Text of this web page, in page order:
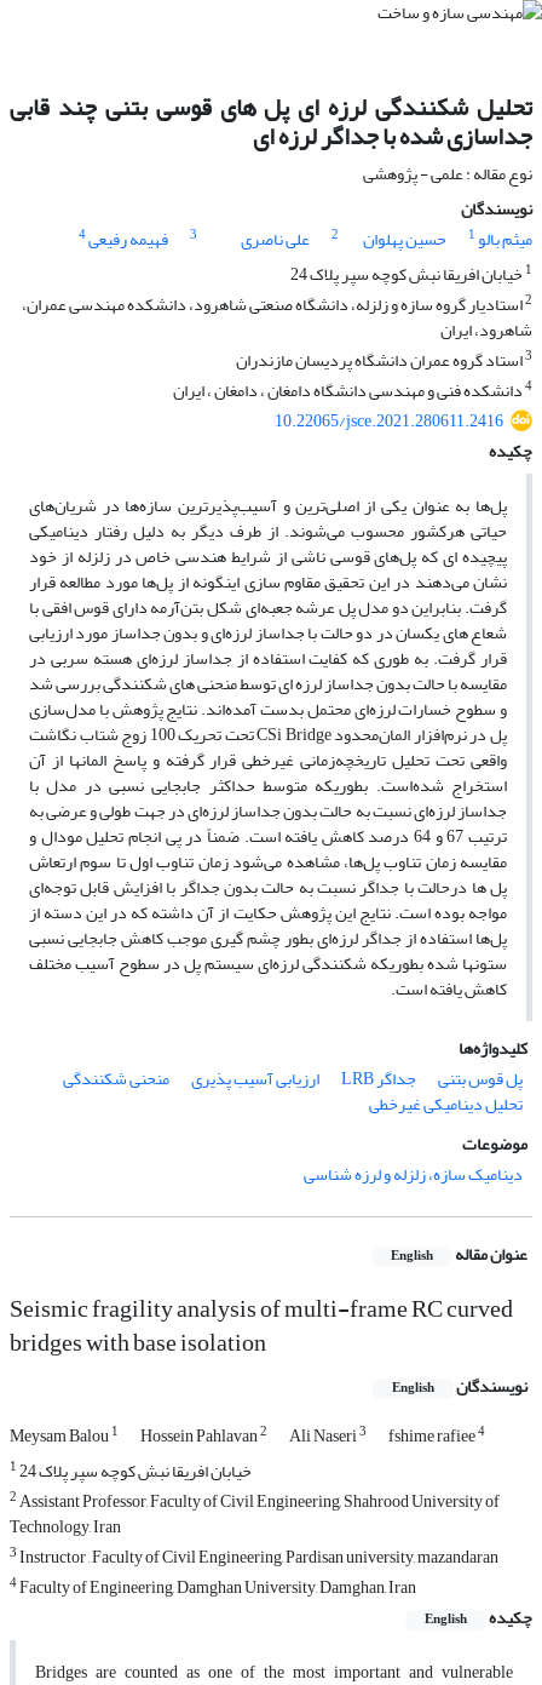
تحلیل شکنندگی لرزه ای پل های قوسی بتنی چند قابی
جداسازی شده با جداگر لرزه ای
نوع مقاله : علمی - پژوهشی
نویسندگان
میثم بالو1 حسین پهلوان 2 علی ناصری 3 فهیمه رفیعی4
1 خیابان افریقا نبش کوچه سپر پلاک 24
2استادیار گروه سازه و زلزله، دانشگاه صنعتی شاهرود، دانشکده مهندسی عمران،
شاهرود، ایران
3استاد گروه عمران دانشگاه پردیسان مازندران
4دانشکده فنی و مهندسی دانشگاه دامغان ، دامغان ، ایران
10.22065/jsce.2021.280611.2416
چکیده
پل‌ها به عنوان یکی از اصلی‌ترین و آسیب‌پذیرترین سازه‌ها در شریان‌های
حیاتی هر‌کشور محسوب می‌شوند. از طرف دیگر به دلیل رفتار دینامیکی
پیچیده ای که پل‌های قوسی ناشی از شرایط هندسی خاص در زلزله از خود
نشان می‌دهند در این تحقیق مقاوم سازی اینگونه از پل‌ها مورد مطالعه قرار
گرفت. بنابراین دو مدل پل عرشه جعبه‌ای شکل بتن‌آرمه دارای قوس افقی با
شعاع های یکسان در دو حالت با جداساز لرزه‌ای و بدون جداساز مورد ارزیابی
قرار گرفت. به طوری که کفایت استفاده از جداساز لرزه‌ای هسته سربی در
مقایسه با حالت بدون جداساز لرزه ای توسط منحنی های شکنندگی بررسی شد
و سطوح خسارات لرزه‌ای محتمل بدست آمده‌اند. نتایج پژوهش با مدل‌سازی
پل در نرم‌افزار المان‌محدود CSi Bridge تحت تحریک 100 زوج شتاب نگاشت
واقعی تحت تحلیل تاریخچه‌زمانی غیرخطی قرار گرفته و پاسخ المانها از آن
استخراج شده‌است. بطوریکه متوسط حداکثر جابجایی نسبی در مدل با
جداساز لرزه‌ای نسبت به حالت بدون جداساز لرزه‌ای در جهت طولی و عرضی به
ترتیب 67 و 64 درصد کاهش یافته است. ضمناً در پی انجام تحلیل مودال و
مقایسه زمان تناوب پل‌ها، مشاهده می‌شود زمان تناوب اول تا سوم ارتعاش
پل ها درحالت با جداگر نسبت به حالت بدون جداگر با افزایش قابل توجه‌ای
مواجه بوده است. نتایج این پژوهش حکایت از آن داشته که در این دسته از
پل‌ها استفاده از جداگر لرزه‌ای بطور چشم گیری موجب کاهش جابجایی نسبی
ستونها شده بطوریکه شکنندگی لرزه‌ای سیستم پل در سطوح آسیب مختلف
کاهش یافته ‌است.
کلیدواژه‌ها
پل قوس بتنی
جداگر LRB ارزیابی آسیب پذیری منحنی شکنندگی
تحلیل دینامیکی غیرخطی
موضوعات
دینامیک سازه، زلزله و لرزه شناسی
عنوان مقاله English
Seismic fragility analysis of multi-frame RC curved
bridges with base isolation
نویسندگان English
Meysam Balou1 Hossein Pahlavan2 Ali Naseri3 fshime rafiee4
1
خیابان افریقا نبش کوچه سپر پلاک 24
2Assistant Professor, Faculty of Civil Engineering, Shahrood University of
Technology, Iran
3Instructor , Faculty of Civil Engineering, Pardisan university, mazandaran
4Faculty of Engineering, Damghan University, Damghan, Iran
چکیده
English
Bridges are counted as one of the most important and vulnerable